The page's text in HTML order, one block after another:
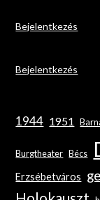
Bejelentkezés
Bejelentkezés
1944 1951
Burgtheater Bécs
Erzsébetváros